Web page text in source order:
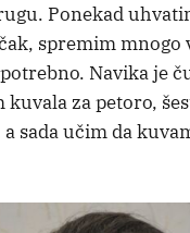
Ponekad
spremim mnogo
Navika je
kuvala za petoro,
sada učim da